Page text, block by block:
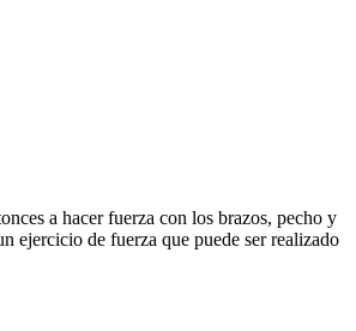
a hacer fuerza con los brazos, pecho y
ejercicio de fuerza que puede ser realizado